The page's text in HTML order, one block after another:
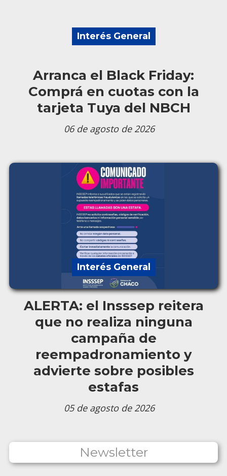
Arranca el Black Friday:
Comprá en cuotas con la
tarjeta Tuya del NBCH
Interés General
06 de agosto de 2026
ALERTA: el Insssep reitera
que no realiza ninguna
campaña de
reempadronamiento y
advierte sobre posibles
estafas
Interés General
05 de agosto de 2026
Newsletter